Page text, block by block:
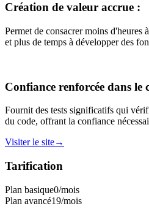
Création de valeur accrue :
Permet de consacrer moins d'heures
et plus de temps à développer des
Confiance renforcée dans le
Fournit des tests significatifs qui
du code, offrant la confiance
Visiter le site→
Tarification
Plan basique0/mois
Plan avancé19/mois